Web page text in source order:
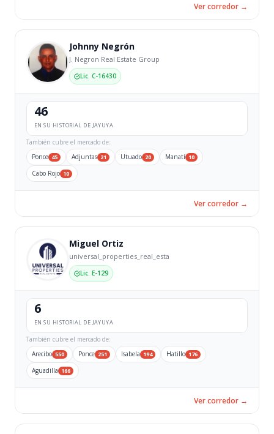
Ver corredor →
Johnny Negrón
J. Negron Real Estate Group
Lic. C-16430
46
EN SU HISTORIAL DE JAYUYA
También cubre el mercado de:
Ponce 45 Adjuntas 21 Utuado 20 Manatí 10
Cabo Rojo 10
Ver corredor →
Miguel Ortiz
universal_properties_real_esta
Lic. E-129
6
EN SU HISTORIAL DE JAYUYA
También cubre el mercado de:
Arecibo 550 Ponce 251 Isabela 194 Hatillo 176
Aguadilla 166
Ver corredor →